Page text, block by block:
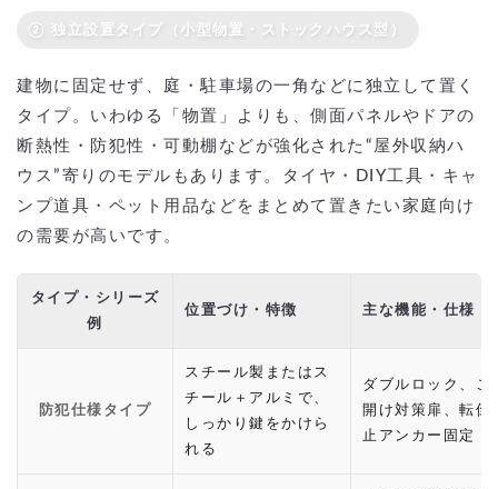
② 独立設置タイプ（小型物置・ストックハウス型）
建物に固定せず、庭・駐車場の一角などに独立して置く
タイプ。いわゆる「物置」よりも、側面パネルやドアの
断熱性・防犯性・可動棚などが強化された“屋外収納ハ
ウス”寄りのモデルもあります。タイヤ・DIY工具・キャ
ンプ道具・ペット用品などをまとめて置きたい家庭向け
の需要が高いです。
タイプ・シリーズ
例
位置づけ・特徴 主な機能・仕様
防犯仕様タイプ
スチール製またはス
チール＋アルミで、
しっかり鍵をかけら
れる
ダブルロック、こ
開け対策扉、転倒
止アンカー固定